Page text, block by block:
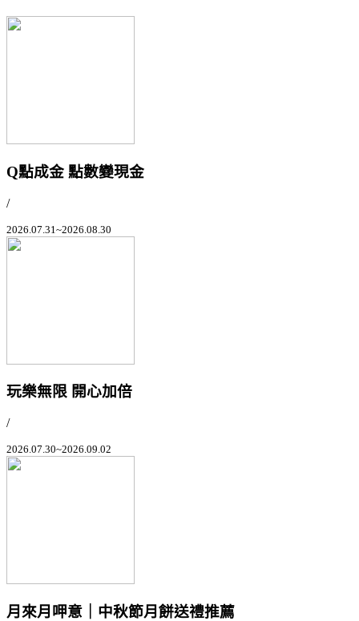
Q點成金 點數變現金
/
2026.07.31~2026.08.30
玩樂無限 開心加倍
/
2026.07.30~2026.09.02
月來月呷意｜中秋節月餅送禮推薦